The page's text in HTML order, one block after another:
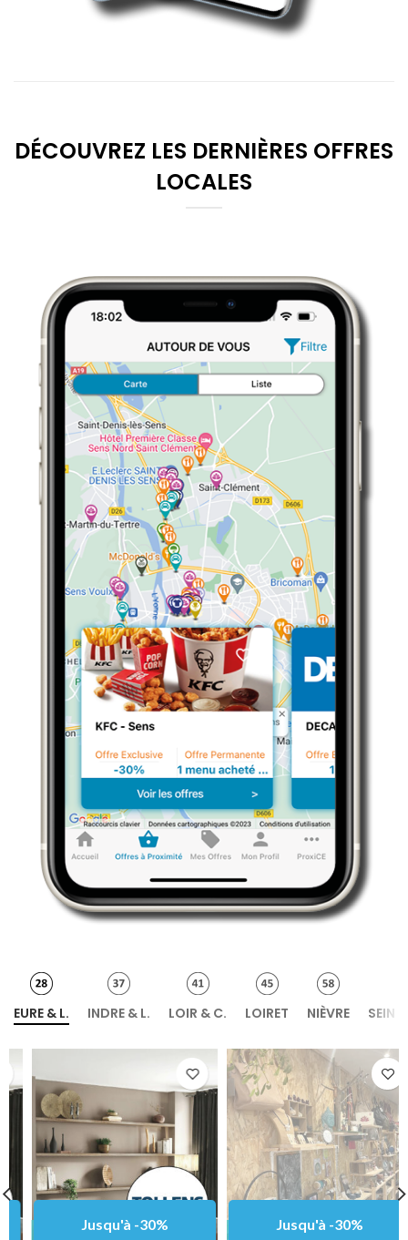
DÉCOUVREZ LES DERNIÈRES OFFRES
LOCALES
EURE & L. INDRE & L. LOIR & C. LOIRET NIÈVRE SEINE
Jusqu'à -30% Jusqu'à -30%